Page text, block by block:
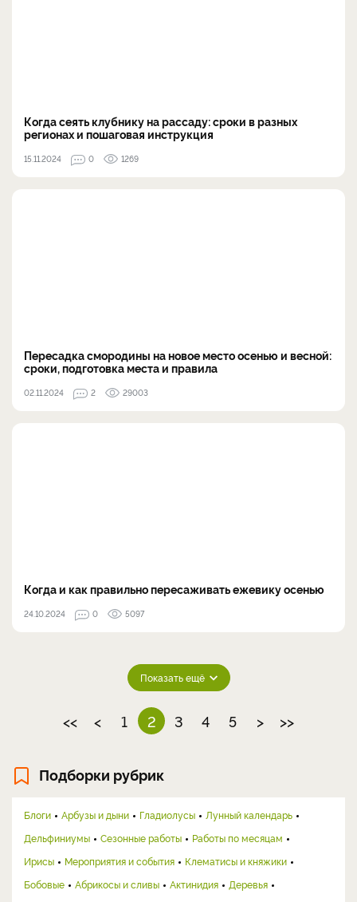
Когда сеять клубнику на рассаду: сроки в разных
регионах и пошаговая инструкция
15.11.2024 0 1269
Пересадка смородины на новое место осенью и весной:
сроки, подготовка места и правила
02.11.2024 2 29003
Когда и как правильно пересаживать ежевику осенью
24.10.2024 0 5097
Показать ещё
<< < 1 2 3 4 5 > >>
Подборки рубрик
Блоги Арбузы и дыни Гладиолусы
Лунный календарь
Дельфиниумы
Сезонные работы
Работы по месяцам
Ирисы
Мероприятия и события
Клематисы и княжики
Бобовые
Абрикосы и сливы Актинидия
Деревья